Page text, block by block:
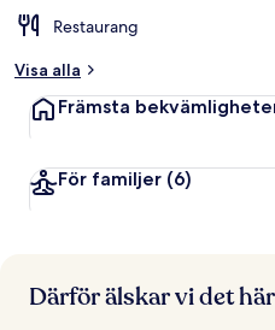
Restaurang
Visa alla
Främsta
För familjer (6)
Därför älskar vi det